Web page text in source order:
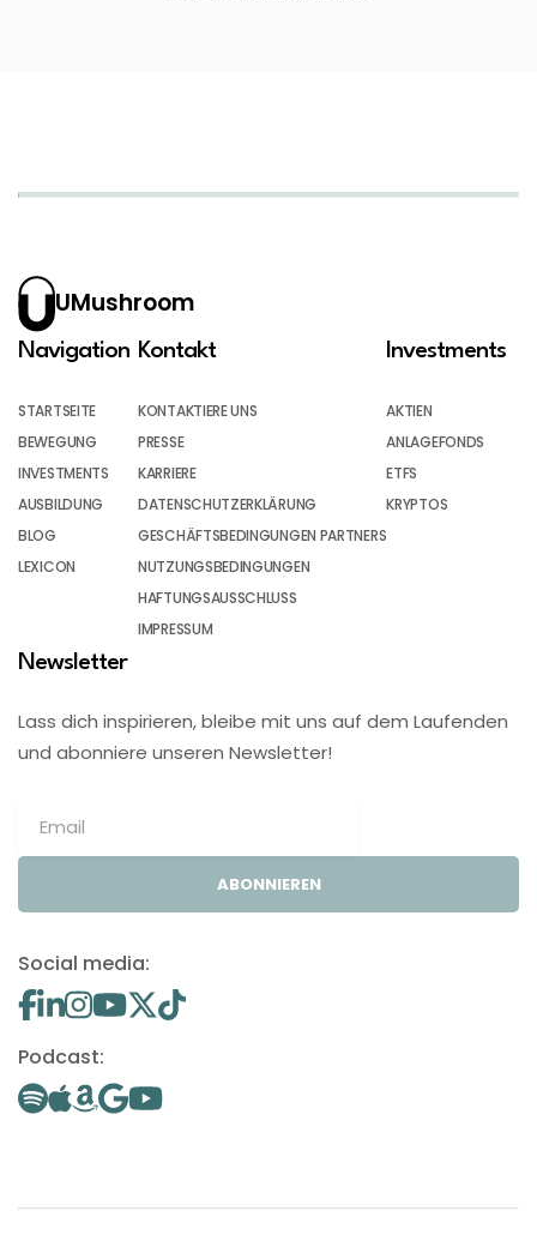
UMushroom
Navigation
STARTSEITE
BEWEGUNG
INVESTMENTS
AUSBILDUNG
BLOG
LEXICON
Kontakt
KONTAKTIERE UNS
PRESSE
KARRIERE
DATENSCHUTZERKLÄRUNG
GESCHÄFTSBEDINGUNGEN PARTNERS
NUTZUNGSBEDINGUNGEN
HAFTUNGSAUSSCHLUSS
IMPRESSUM
Investments
AKTIEN
ANLAGEFONDS
ETFS
KRYPTOS
Newsletter
Lass dich inspirieren, bleibe mit uns auf dem Laufenden
und abonniere unseren Newsletter!
ABONNIEREN
Social media:
Podcast: